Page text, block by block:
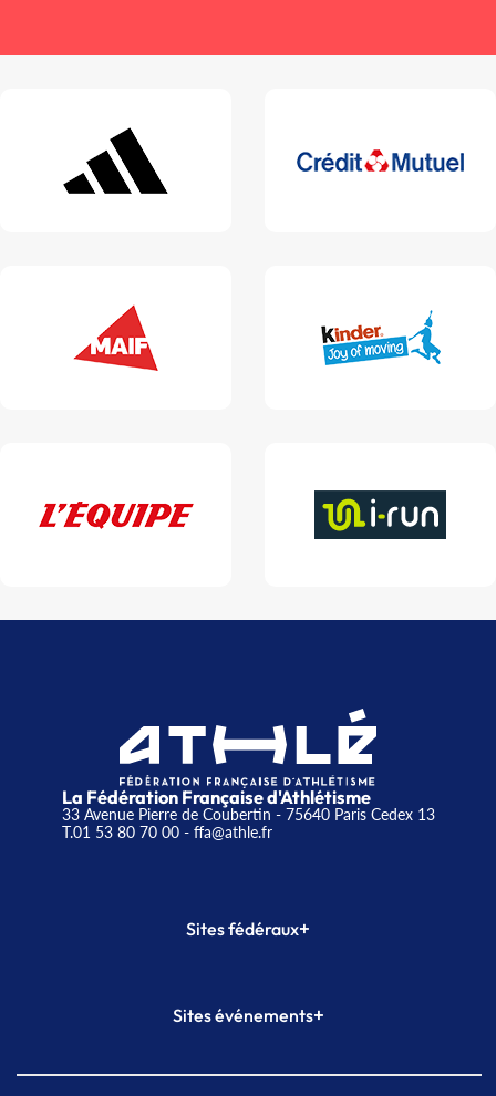
La Fédération Française d'Athlétisme
33 Avenue Pierre de Coubertin - 75640 Paris Cedex 13
T.01 53 80 70 00- ffa@athle.fr
Sites fédéraux+
Plateforme Formation
Sites événements+
Meeting de Paris indoor